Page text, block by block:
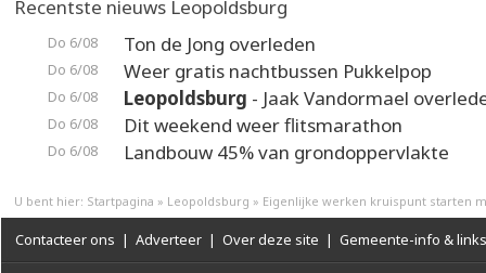
Recentste nieuws Leopoldsburg
Do 6/08 Ton de Jong overleden
Do 6/08 Weer gratis nachtbussen Pukkelpop
Do 6/08 Leopoldsburg - Jaak Vandormael
Do 6/08 Dit weekend weer flitsmarathon
Do 6/08 Landbouw 45% van grondoppervlakte
U bent hier: Startpagina » Leopoldsburg » Eigenlijke werken kruispunt starten
Contacteer ons | Adverteer | Over deze site | Gemeente-info & links